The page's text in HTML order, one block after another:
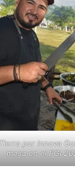
por Innova
mesa en el FGI